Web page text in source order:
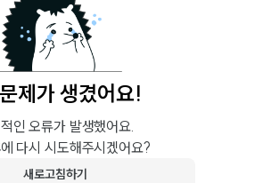
제가 생겼어요!
인 오류가 발생했어요.
다시 시도해주시겠어요?
새로고침하기